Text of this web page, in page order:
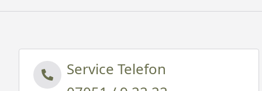
Service Telefon